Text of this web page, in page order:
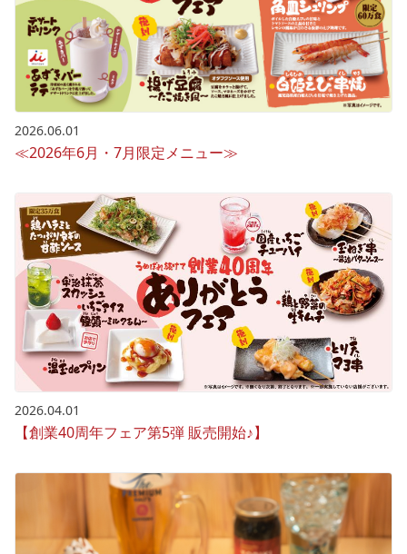
2026.06.01
≪2026年6月・7月限定メニュー≫
2026.04.01
【創業40周年フェア第5弾 販売開始♪】